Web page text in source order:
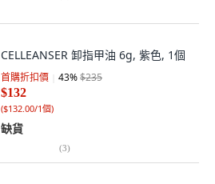
CELLEANSER 卸指甲油 6g, 紫色, 1個
首購折扣價 43%$235
$132
($132.00/1個)
缺貨
(3)